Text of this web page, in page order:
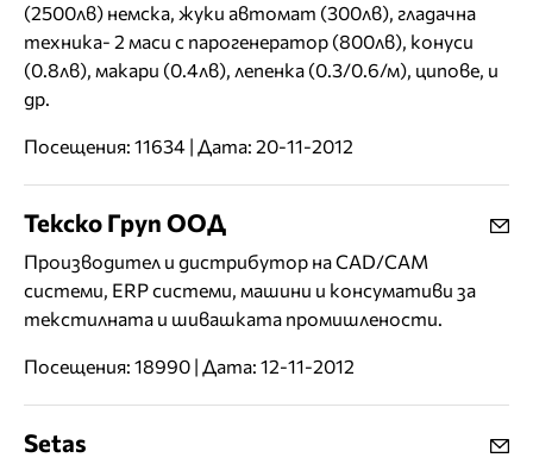
(2500лв) немска, жуки автомат (300лв), гладачна
техника- 2 маси с парогенератор (800лв), конуси
(0.8лв), макари (0.4лв), лепенка (0.3/0.6/м), ципове, и
др.
Посещения: 11634 | Дата: 20-11-2012
Текско Груп ООД
Производител и дистрибутор на CAD/CAM
системи, ERP системи, машини и консумативи за
текстилната и шивашката промишлености.
Посещения: 18990 | Дата: 12-11-2012
Setas